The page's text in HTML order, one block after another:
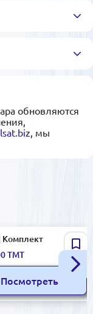
обновляются
, мы
Комплект
для антенн
ТМТ
Посмотреть